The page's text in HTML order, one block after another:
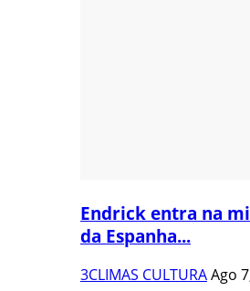
Endrick entra na
da Espanha...
3CLIMAS CULTURAAgo